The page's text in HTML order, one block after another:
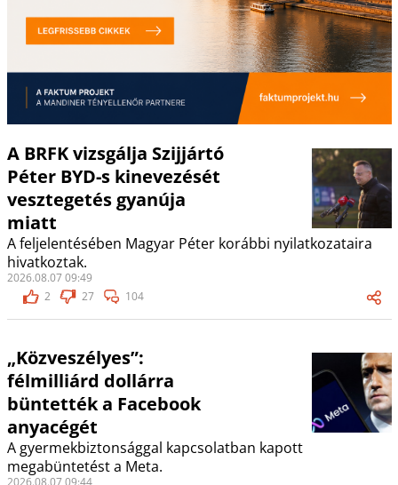
A BRFK vizsgálja Szijjártó
Péter BYD-s kinevezését
vesztegetés gyanúja
miatt
A feljelentésében Magyar Péter korábbi nyilatkozataira
hivatkoztak.
2026.08.07 09:49
2
27 104
„Közveszélyes”:
félmilliárd dollárra
büntették a Facebook
anyacégét
A gyermekbiztonsággal kapcsolatban kapott
megabüntetést a Meta.
2026.08.07 09:44